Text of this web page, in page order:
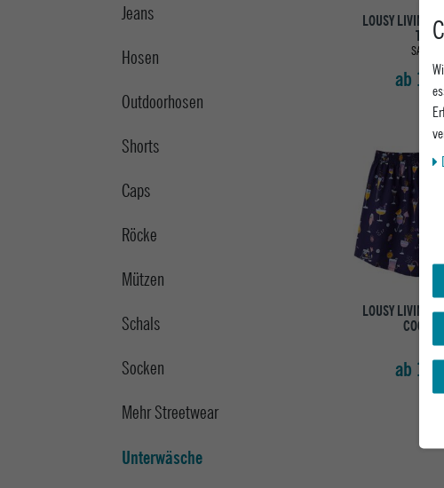
Jeans
Hosen
Outdoorhosen
Shorts
Caps
Röcke
Mützen
Schals
Socken
Mehr Streetwear
Unterwäsche
LOUSY LIVIN
TIGER
SAFFRON
ab
LOUSY LIVIN
NAVY
ab